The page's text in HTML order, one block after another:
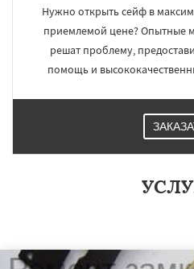
Нужно открыть сейф в
приемлемой цене? Опытные
решат проблему,
помощь и